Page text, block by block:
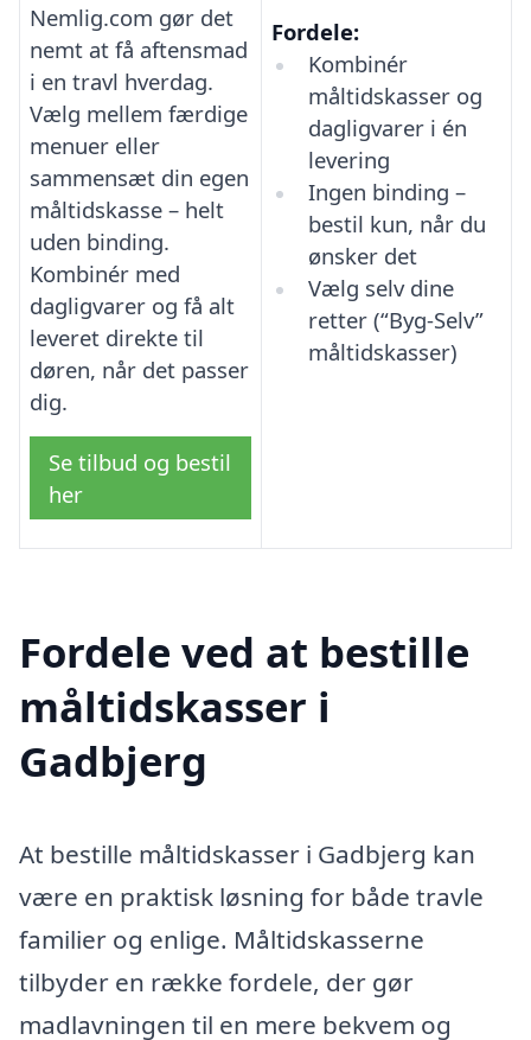
Nemlig.com gør det
nemt at få aftensmad
i en travl hverdag.
Vælg mellem færdige
menuer eller
sammensæt din egen
måltidskasse – helt
uden binding.
Kombinér med
dagligvarer og få alt
leveret direkte til
døren, når det passer
dig.
Se tilbud og bestil
her
Fordele:
Kombinér
måltidskasser og
dagligvarer i én
levering
Ingen binding –
bestil kun, når du
ønsker det
Vælg selv dine
retter (“Byg-Selv”
måltidskasser)
Fordele ved at bestille
måltidskasser i
Gadbjerg
At bestille måltidskasser i Gadbjerg kan
være en praktisk løsning for både travle
familier og enlige. Måltidskasserne
tilbyder en række fordele, der gør
madlavningen til en mere bekvem og